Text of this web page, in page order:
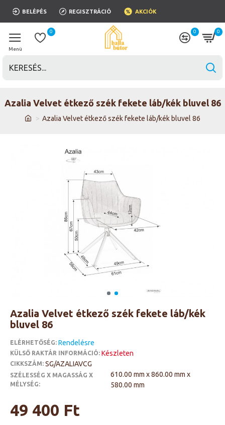
BELÉPÉS REGISZTRÁCIÓ AKCIÓK
0 0 0
Azalia Velvet étkező szék fekete láb/kék bluvel 86
Azalia Velvet étkező szék fekete láb/kék bluvel 86
Azalia Velvet étkező szék fekete láb/kék
bluvel 86
ELÉRHETŐSÉG: Rendelésre
KÜLSŐ RAKTÁR INFORMÁCIÓ: Készleten
CIKKSZÁM: SG/AZALIAVCG
SZÉLESSÉG X MAGASSÁG X
MÉLYSÉG:
610.00 mm x 860.00 mm x
580.00 mm
49 400 Ft